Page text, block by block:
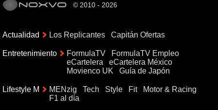
© 2010 - 2026
Actualidad Los Replicantes Capitán Ofertas
Entretenimiento FormulaTV
FormulaTV Empleo
eCartelera
eCartelera México
Movienco UK
Guía de Japón
Lifestyle M MENzig Tech Style Fit
Motor & Racing
F1 al día